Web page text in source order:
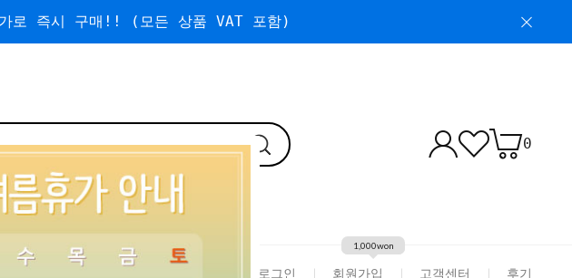
로 즉시 구매!! (모든 상품 VAT 포함)
0
로그인 회원가입
1,000won
고객센터 후기